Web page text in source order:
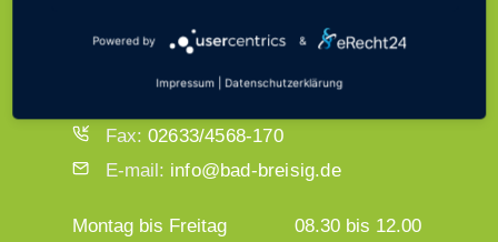
Bad Breisig Bachstraße 11,
53498 Bad Breisig
Fax: 02633/4568-170
E-mail: info@bad-breisig.de
Montag bis Freitag
08.30 bis 12.00
Powered by &
Impressum Datenschutzerklärung